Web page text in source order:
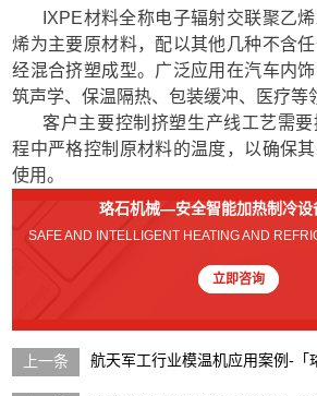
IXPE材料全称电子辐射交联聚乙
烯为主要原材料，配以其他几种不含
经混合挤塑成型。广泛应用在汽车内
筑声学、保温隔热、包装缓冲、医疗等
客户主要控制挤塑生产线工艺需
程中严格控制原材料的温度，以确保
使用。
珞石机械—安全智能加热制冷设
SAFE AND INTELLIGENT HEATING AND
立即咨询
航天军工行业模温机应用案例-「